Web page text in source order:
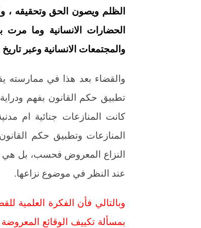
الظلم ويصون الحق وتحقيقه ،
الحضارات الانسانية وما
والمجتمعات الانسانية وعبر
والقضاء بعد هذا في
تطبيق حكم القانون بفهم
كانت المنازعات جنائية ام
المنازعات وتطبيق حكم
النزاع المعروض فحسب، بل هي
عند النظر في موضوع نزاعها.
وبالتالي فأن الفكرة العلمية
بمسألة تكييف الوقائع